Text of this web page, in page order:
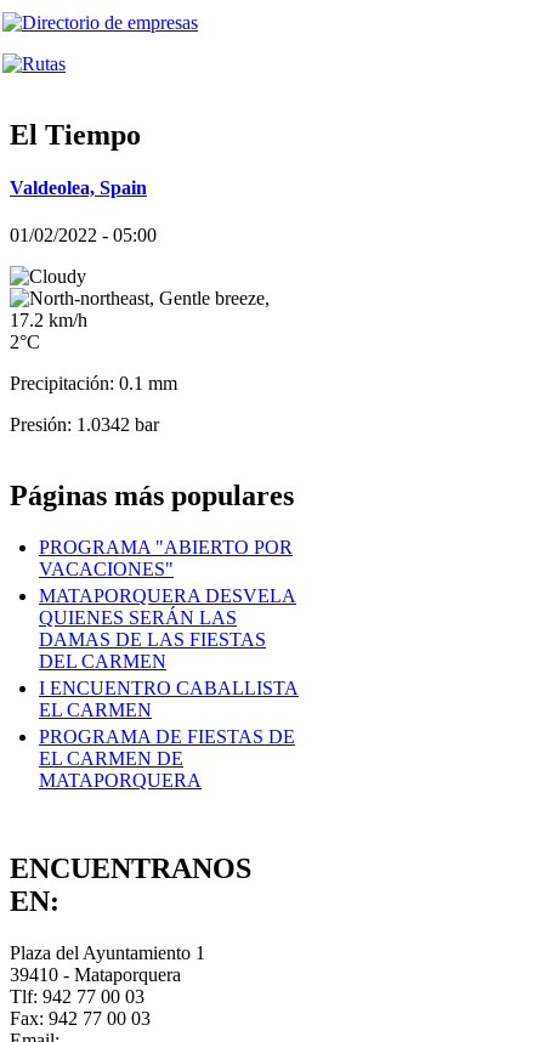
El Tiempo
Valdeolea, Spain
01/02/2022 - 05:00
2°C
Precipitación: 0.1 mm
Presión: 1.0342 bar
Páginas más populares
PROGRAMA "ABIERTO POR
VACACIONES"
MATAPORQUERA DESVELA
QUIENES SERÁN LAS
DAMAS DE LAS FIESTAS
DEL CARMEN
I ENCUENTRO CABALLISTA
EL CARMEN
PROGRAMA DE FIESTAS DE
EL CARMEN DE
MATAPORQUERA
ENCUENTRANOS
EN:
Plaza del Ayuntamiento 1
39410 - Mataporquera
Tlf: 942 77 00 03
Fax: 942 77 00 03